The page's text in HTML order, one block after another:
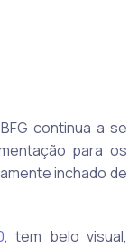
continua a se
para os
inchado de
, tem belo visual,